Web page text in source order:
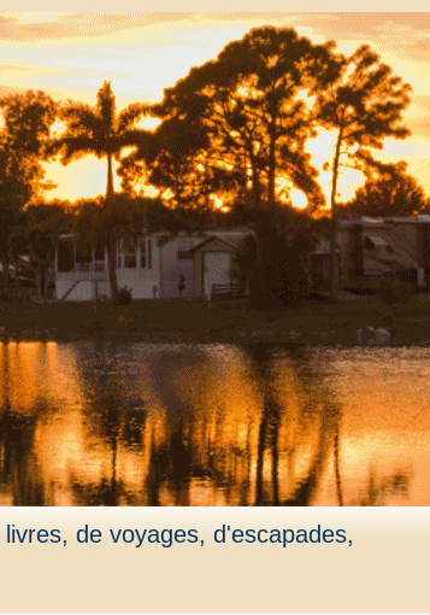
de voyages, d'escapades,